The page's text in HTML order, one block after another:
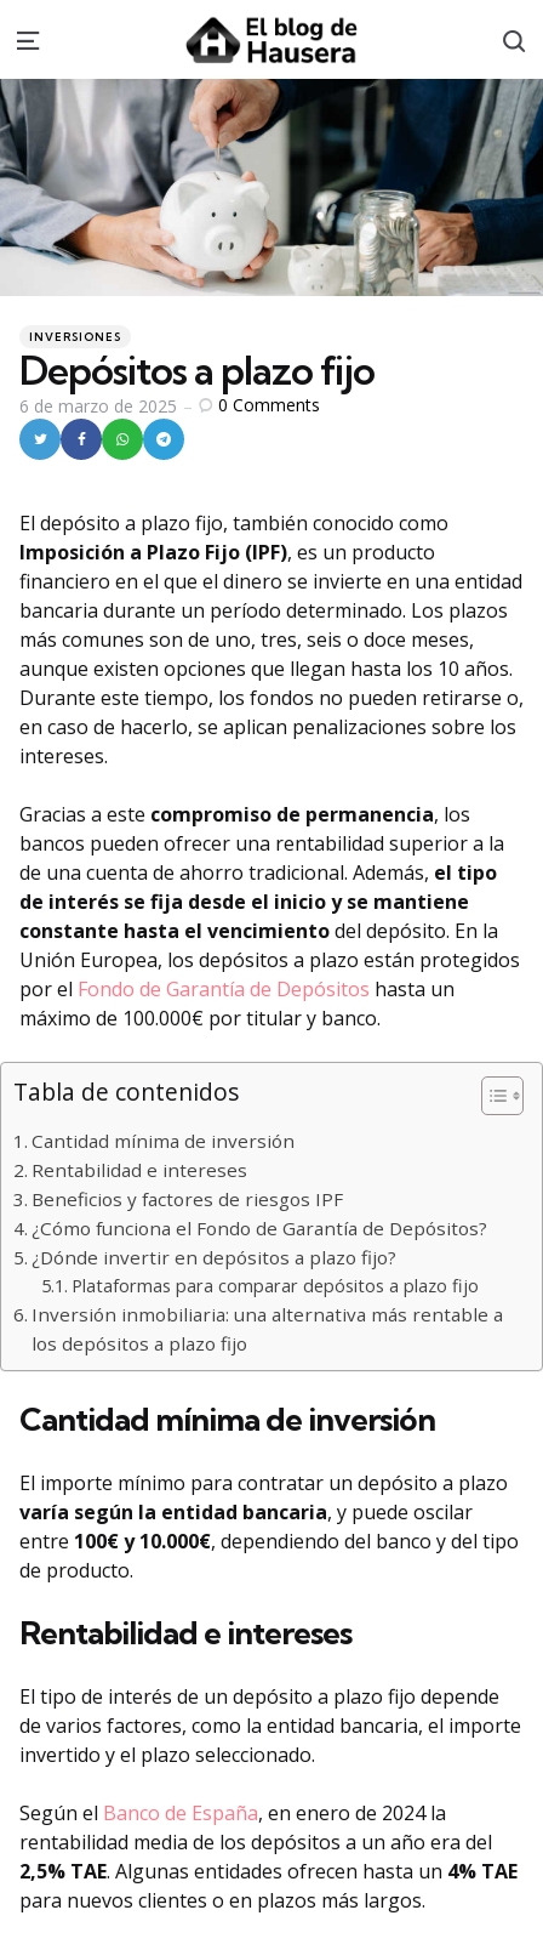
Menu
Categories
Posted
INVERSIONES
Depósitos a plazo fijo
6 de marzo de 2025 0 Comments
El depósito a plazo fijo, también conocido como
Imposición a Plazo Fijo (IPF), es un producto
financiero en el que el dinero se invierte en una entidad
bancaria durante un período determinado. Los plazos
más comunes son de uno, tres, seis o doce meses,
aunque existen opciones que llegan hasta los 10 años.
Durante este tiempo, los fondos no pueden retirarse o,
en caso de hacerlo, se aplican penalizaciones sobre los
intereses.
Gracias a este compromiso de permanencia, los
bancos pueden ofrecer una rentabilidad superior a la
de una cuenta de ahorro tradicional. Además, el tipo
de interés se fija desde el inicio y se mantiene
constante hasta el vencimientodel depósito. En la
Unión Europea, los depósitos a plazo están protegidos
por el Fondo de Garantía de Depósitos hasta un
máximo de 100.000€ por titular y banco.
Tabla de contenidos
Cantidad mínima de inversión
Rentabilidad e intereses
Beneficios y factores de riesgos IPF
¿Cómo funciona el Fondo de Garantía de Depósitos?
¿Dónde invertir en depósitos a plazo fijo?
Plataformas para comparar depósitos a plazo fijo
Inversión inmobiliaria: una alternativa más rentable a
los depósitos a plazo fijo
Cantidad mínima de inversión
El importe mínimo para contratar un depósito a plazo
varía según la entidad bancaria, y puede oscilar
entre 100€ y 10.000€, dependiendo del banco y del tipo
de producto.
Rentabilidad e intereses
El tipo de interés de un depósito a plazo fijo depende
de varios factores, como la entidad bancaria, el importe
invertido y el plazo seleccionado.
Según el Banco de España, en enero de 2024 la
rentabilidad media de los depósitos a un año era del
2,5% TAE. Algunas entidades ofrecen hasta un 4% TAE
para nuevos clientes o en plazos más largos.